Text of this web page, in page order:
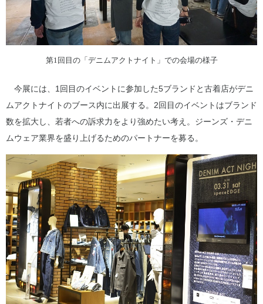
第1回目の「デニムアクトナイト」での会場の様子
今展には、1回目のイベントに参加した5ブランドと古着店がデニ
ムアクトナイトのブース内に出展する。2回目のイベントはブランド
数を拡大し、若者への訴求力をより強めたい考え。ジーンズ・デニ
ムウェア業界を盛り上げるためのパートナーを募る。